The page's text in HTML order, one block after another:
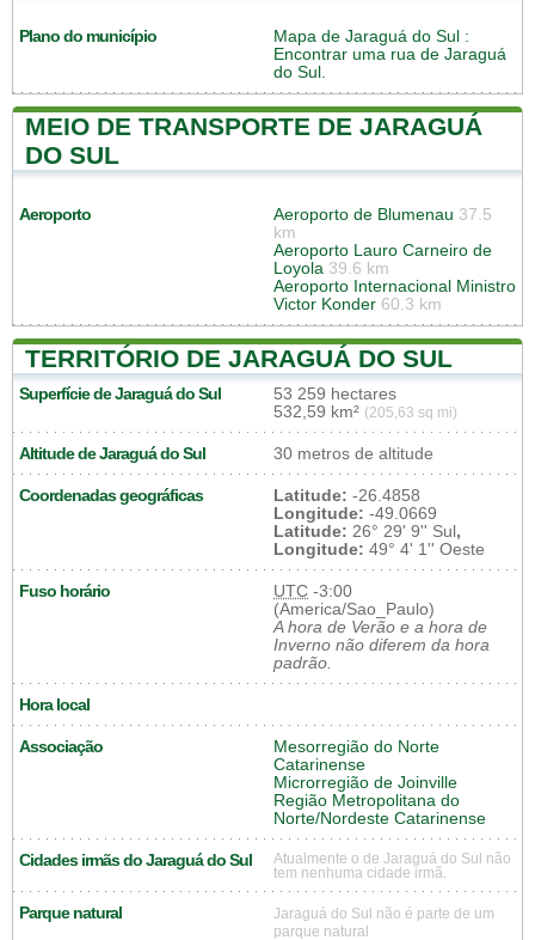
Plano do município Mapa de Jaraguá do Sul :
Encontrar uma rua de Jaraguá
do Sul.
MEIO DE TRANSPORTE DE JARAGUÁ
DO SUL
Aeroporto Aeroporto de Blumenau 37.5
km
Aeroporto Lauro Carneiro de
Loyola 39.6 km
Aeroporto Internacional Ministro
Victor Konder 60.3 km
TERRITÓRIO DE JARAGUÁ DO SUL
Superfície de Jaraguá do Sul
53 259 hectares
532,59 km² (205,63 sq mi)
Altitude de Jaraguá do Sul 30 metros de altitude
Coordenadas geográficas Latitude: -26.4858
Longitude: -49.0669
Latitude: 26° 29' 9'' Sul,
Longitude: 49° 4' 1'' Oeste
Fuso horário UTC -3:00
(America/Sao_Paulo)
A hora de Verão e a hora de
Inverno não diferem da hora
padrão.
Hora local
Associação
Mesorregião do Norte
Catarinense
Microrregião de Joinville
Região Metropolitana do
Norte/Nordeste Catarinense
Cidades irmãs do Jaraguá do Sul
Atualmente o de Jaraguá do Sul não
tem nenhuma cidade irmã.
Parque natural
Jaraguá do Sul não é parte de um
parque natural